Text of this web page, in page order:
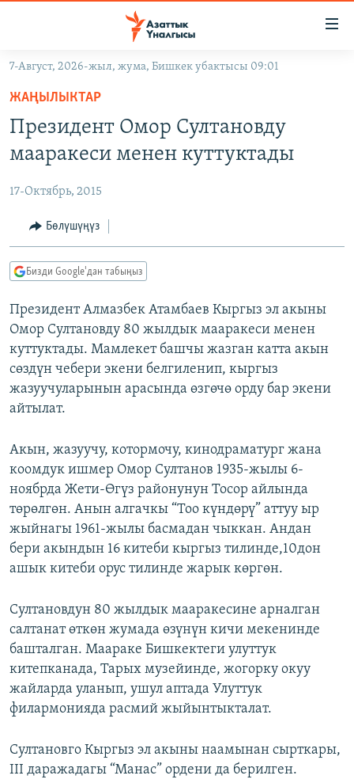
Навигацияга
өтүңүз
Издөөгө
салыңызКЫРГЫЗСТАН
ЭКОНОМИКА
МАДАНИЯТ
ДҮЙНӨ
БОРБОР АЗИЯ
УКРАИНА
АТАЙЫН ИЛИКТӨӨ
ТВ ПРОГРАММАЛАР
ЭКСПЕРТТЕР ТАЛДАЙТ
БИЗ ЖАНА ДҮЙНӨ
ДАНИСТЕ
ЭЖЕ-СИҢДИЛЕР
АЗАТТЫК+
ӨЗГӨЧӨ ПИКИР
Русский
ОНЛАЙН ШЕРИНЕ
ЭЕ/АРнун бардык сайттары
7-Август, 2026-жыл, жума, Бишкек убактысы 09:01
ЖАҢЫЛЫКТАР
Президент Омор Султановду
мааракеси менен куттуктады
17-Октябрь, 2015
Бөлүшүңүз
Бизди Google'дан табыңыз
Президент Алмазбек Атамбаев Кыргыз эл акыны
Омор Султановду 80 жылдык мааракеси менен
куттуктады. Мамлекет башчы жазган катта акын
сөздүн чебери экени белгиленип, кыргыз
жазуучуларынын арасында өзгөчө орду бар экени
айтылат.
Акын, жазуучу, котормочу, кинодраматург жана
коомдук ишмер Омор Султанов 1935-жылы 6-
ноябрда Жети-Өгүз районунун Тосор айлында
төрөлгөн. Анын алгачкы “Тоо күндөрү” аттуу ыр
жыйнагы 1961-жылы басмадан чыккан. Андан
бери акындын 16 китеби кыргыз тилинде,10дон
ашык китеби орус тилинде жарык көргөн.
Султановдун 80 жылдык мааракесине арналган
салтанат өткөн жумада өзүнүн кичи мекенинде
башталган. Маараке Бишкектеги улуттук
китепканада, Тарых музейинде, жогорку окуу
жайларда уланып, ушул аптада Улуттук
филармонияда расмий жыйынтыкталат.
Султановго Кыргыз эл акыны наамынан сырткары,
III даражадагы “Манас” ордени да берилген.